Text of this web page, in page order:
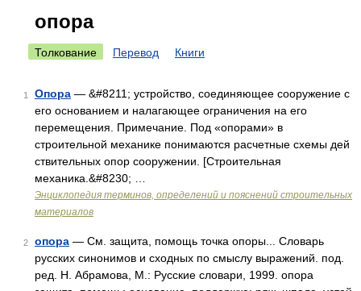
опора
Толкование Перевод Книги
1 Опора — &#8211; устройство, соединяющее сооружение с
его основанием и налагающее ограничения на его
перемещения. Примечание. Под «опорами» в
строительной механике понимаются расчетные схемы дей
ствительных опор сооружении. [Строительная
механика.&#8230; …
Энциклопедия терминов, определений и пояснений строительных
материалов
2 опора — См. защита, помощь точка опоры... Словарь
русских синонимов и сходных по смыслу выражений. под.
ред. Н. Абрамова, М.: Русские словари, 1999. опора